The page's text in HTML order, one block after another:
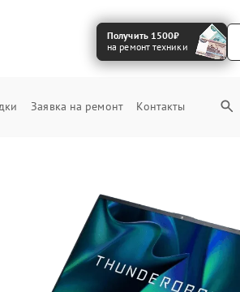
Получить 1500₽
на ремонт техники
Заявка на ремонт Контакты